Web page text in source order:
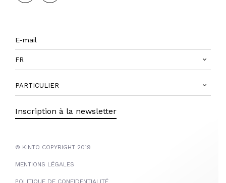
FR
PARTICULIER
Inscription à la newsletter
© KINTO COPYRIGHT 2019
MENTIONS LÉGALES
POLITIQUE DE CONFIDENTIALITÉ